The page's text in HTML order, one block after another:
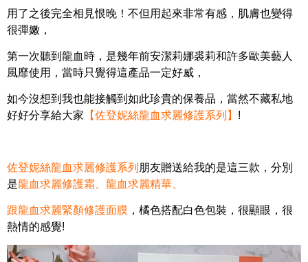
用了之後完全相見恨晚！不但用起來非常有感，肌膚也變得
很彈嫩，
第一次聽到龍血時，是幾年前安潔莉娜裘莉和許多歐美藝人
風靡使用，當時只覺得這產品一定好威，
如今沒想到我也能接觸到如此珍貴的保養品，當然不藏私地
好好分享給大家 【佐登妮絲龍血求麗修護系列 】 !
佐登妮絲龍血求麗修護系列 朋友贈送給我的是這三款，分別
是龍血求麗修護霜 龍血求麗精華
跟龍血求麗緊顏修護面膜 ，橘色搭配白色包裝，很顯眼，很
熱情的感覺!